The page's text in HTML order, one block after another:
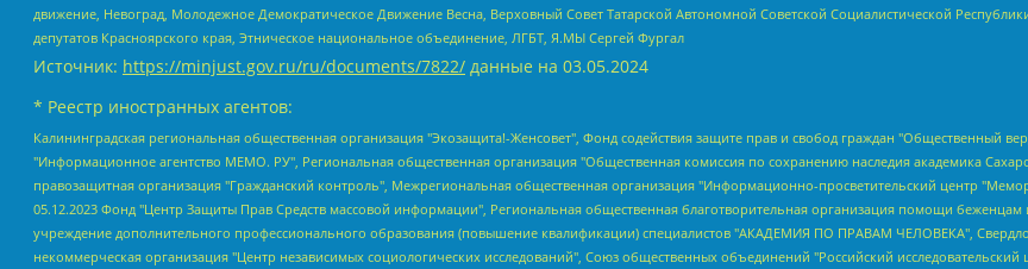
движение, Невоград, Молодежное Демократическое Движение Весна, Верховный Совет Татарской Автономной Советской Социалистической
депутатов Красноярского края, Этническое национальное объединение, ЛГБТ, Я.МЫ Сергей Фургал
Источник: https://minjust.gov.ru/ru/documents/7822/ данные на 03.05.2024
* Реестр иностранных агентов:
Калининградская региональная общественная организация "Экозащита!-Женсовет", Фонд содействия защите прав и свобод граждан "Общественный вердикт", Фонд "Институт Развития Свободы Информации", Частное учреждение "Информационное агентство МЕМО. РУ", Региональная общественная организация "Общественная комиссия по сохранению наследия академика Сахарова", Фонд поддержки свободы прессы, Санкт-Петербургская общественная правозащитная организация "Гражданский контроль", Межрегиональная общественная организация "Информационно-просветительский центр "Мемориал", Региональный Фонд "Центр Защиты Прав Средств Массовой Информации", с 05.12.2023 Фонд "Центр Защиты Прав Средств массовой информации", Региональная общественная благотворительная организация помощи беженцам и мигрантам "Гражданское содействие", Негосударственное образовательное учреждение дополнительного профессионального образования (повышение квалификации) специалистов "АКАДЕМИЯ ПО ПРАВАМ ЧЕЛОВЕКА", Свердловская региональная общественная организация "Сутяжник", Автономная некоммерческая организация "Центр независимых социологических исследований", Союз общественных объединений "Российский исследовательский центр по правам человека", Региональное общественное учреждение научно-информационный центр "МЕМОРИАЛ", Некоммерческая организация "Фонд защиты гласности", Автономная некоммерческая организация "Институт прав человека", Городская общественная организация "Екатеринбургское общество "МЕМОРИАЛ", Городская общественная организация "Рязанское историко-просветительское и правозащитное общество "Мемориал" (Рязанский Мемориал), Челябинский региональный орган общественной самодеятельности – женское общественное объединение "Женщины Евразии", Челябинский региональный орган общественной самодеятельности "Уральская правозащитная группа", Фонд содействия защите здоровья и социальной справедливости имени Андрея Рылькова, Автономная Некоммерческая Организация "Аналитический Центр Юрия Левады", Автономная некоммерческая организация социальной поддержки населения "Проект Апрель", Региональная общественная организация помощи женщинам и детям, находящимся в кризисной ситуации "Информационно-методический центр "Анна", Фонд содействия развитию массовых коммуникаций и правовому просвещению "Так-так-Так", Фонд содействия устойчивому развитию "Серебряная тайга", Свердловский региональный общественный фонд социальных проектов "Новое время", "Idel.Реалии", Кавказ.Реалии, Крым.Реалии, Телеканал Настоящее Время, Татаро-башкирская служба Радио Свобода (Azatliq Radiosi), Радио Свободная Европа/Радио Свобода (PCE/PC), "Сибирь.Реалии", "Фактограф", Благотворительный фонд помощи осужденным и их семьям, Автономная некоммерческая организация "Институт глобализации и социальных движений", Фонд "В защиту прав заключенных", Частное учреждение "Центр поддержки и содействия развитию средств массовой информации", Пензенский региональный общественный благотворительный фонд "Гражданский союз", "Север.Реалии", Некоммерческая организация Фонд "Правовая инициатива", Общество с ограниченной ответственностью "Радио Свободная Европа/Радио Свобода", Чешское информационное агентство "MEDIUM-ORIENT", Красноярская региональная общественная организация "Мы против СПИДа", Камалягин Денис Николаевич, Маркелов Сергей Евгеньевич, Пономарев Лев Александрович, Савицкая Людмила Алексеевна, Автономная некоммерческая организация "Центр по работе с проблемой насилия "НАСИЛИЮ.НЕТ", Межрегиональный профессиональный союз работников здравоохранения "Альянс врачей", Юридическое лицо, зарегистрированное в Латвийской Республике, SIA "Medusa Project" (регистрационный номер 40103797863, дата регистрации 10.06.2014), Некоммерческая организация "Фонд по борьбе с коррупцией", Автономная некоммерческая организация "Институт права и публичной политики", Баданин Роман Сергеевич, Гликин Максим Александрович, Железнова Мария Михайловна, Лукьянова Юлия Сергеевна, Маетная Елизавета Витальевна, Маняхин Петр Борисович, Чуракова Ольга Владимировна, Ярош Юлия Петровна, Юридическое лицо "The Insider SIA", зарегистрированное в Риге, Латвийская Республика (дата регистрации 26.06.2015), являющееся администратором доменного имени интернет-издания "The Insider SIA", https://theins.ru, Постернак Алексей Евгеньевич, Рубин Михаил Аркадьевич, Анин Роман Александрович, Юридическое лицо Istories fonds, зарегистрированное в Латвийской Республике (регистрационный номер 50008295751, дата регистрации 24.02.2020), Великовский Дмитрий Александрович, Долинина Ирина Николаевна, Мароховская Алеся Алексеевна, Шлейнов Роман Юрьевич, Шмагун Олеся Валентиновна, Общество с ограниченной ответственностью "Альтаир 2021", Общество с ограниченной ответственностью "Вега 2021", Общество с ограниченной ответственностью "Главный редактор 2021", Общество с ограниченной ответственностью "Ромашки монолит", Важенков Артем Валерьевич, Ивановская областная общественная организация "Центр гендерных исследований", Гурман Юрий Альбертович, Медиапроект "ОВД-Инфо", Егоров Владимир Владимирович, Жилинский Владимир Александрович, Общество с ограниченной ответственностью "ЗП", Иванова София Юрьевна, Карезина Инна Павловна, Кильтау Екатерина Викторовна, Петров Алексей Викторович, Пискунов Сергей Евгеньевич, Смирнов Сергей Сергеевич, Тихонов Михаил Сергеевич, Общество с ограниченной ответственностью "ЖУРНАЛИСТ-ИНОСТРАННЫЙ АГЕНТ", Арапова Галина Юрьевна, Вольтская Татьяна Анатольевна, Американская компания "Mason G.E.S. Anonymous Foundation" (США), являющаяся владельцем интернет-издания https://mnews.world/, Компания "Stichting Bellingcat", зарегистрированная в Нидерландах (дата регистрации 11.07.2018), Захаров Андрей Вячеславович, Клепиковская Екатерина Дмитриевна, Общество с ограниченной ответственностью "МЕМО", Перл Роман Александрович, Симонов Евгений Алексеевич, Соловьева Елена Анатольевна, Сотников Даниил Владимирович, Сурначева Елизавета Дмитриевна, Автономная некоммерческая организация по защите прав человека и информированию населения "Якутия – Наше Мнение", Общество с ограниченной ответственностью "Москоу диджитал медиа", с 26.01.2023 Общество с ограниченной ответственностью "Чайка Белые сады", Ветошкина Валерия Валерьевна, Заговора Максим Александрович, Межрегиональное общественное движение "Российская ЛГБТ - сеть", Оленичев Максим Владимирович, Павлов Иван Юрьевич, Скворцова Елена Сергеевна, Общество с ограниченной ответственностью "Как бы инагент", Кочетков Игорь Викторович, Общество с ограниченной ответственностью "Честные выборы", Еланчик Олег Александрович, Общество с ограниченной ответственностью "Нобелевский